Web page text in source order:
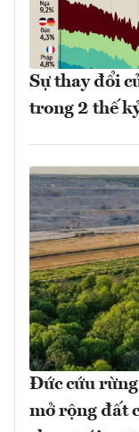
Sự thay đổi
trong 2 thế
Đức cứu
mở rộng đất